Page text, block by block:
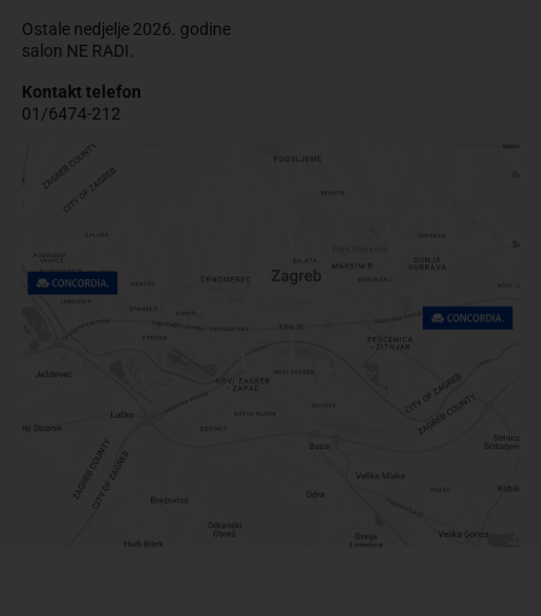
Ostale nedjelje 2026. godine
salon NE RADI.
Kontakt telefon
01/6474-212